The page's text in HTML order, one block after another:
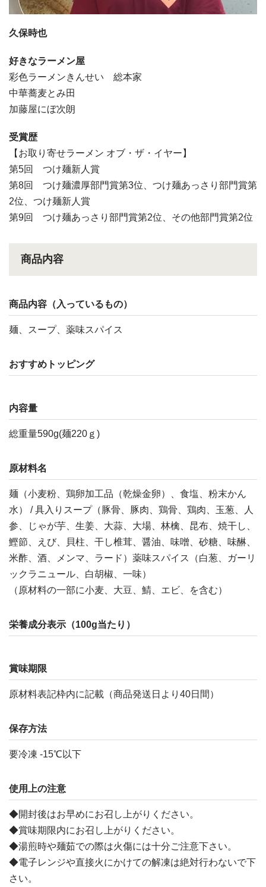
久保時也
好きなラーメン屋
彩色ラーメンきんせい 総本家
中華蕎麦とみ田
加藤屋にぼ次朗
受賞歴
【お取り寄せラーメン オブ・ザ・イヤー】
第5回 つけ麺新人賞
第8回 つけ麺濃厚部門賞第3位、つけ麺あっさり部門賞第
2位、つけ麺新人賞
第9回 つけ麺あっさり部門賞第2位、その他部門賞第2位
商品内容
商品内容（入っているもの）
麺、スープ、薬味スパイス
おすすめトッピング
内容量
総重量590g(麺220ｇ)
原材料名
麺（小麦粉、鶏卵加工品（乾燥金卵）、食塩、粉末かん
水） / 具入りスープ（豚骨、豚肉、鶏骨、鶏肉、玉葱、人
参、じゃが芋、生姜、大蒜、大場、林檎、昆布、焼干し、
鰹節、えび、貝柱、干し椎茸、醤油、味噌、砂糖、味醂、
米酢、酒、メンマ、ラード）薬味スパイス（白葱、ガーリ
ックラニュール、白胡椒、一味）
（原材料の一部に小麦、大豆、鯖、エビ、を含む）
栄養成分表示（100g当たり）
賞味期限
原材料表記枠内に記載（商品発送日より40日間）
保存方法
要冷凍 -15℃以下
使用上の注意
◆開封後はお早めにお召し上がりください。
◆賞味期限内にお召し上がりください。
◆湯煎時や麺茹での際は火傷には十分ご注意下さい。
◆電子レンジや直接火にかけての解凍は絶対行わないで下
さい。